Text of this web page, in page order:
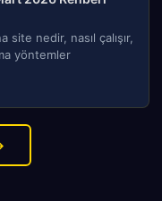
nedir, nasıl çalışır,
yöntemler